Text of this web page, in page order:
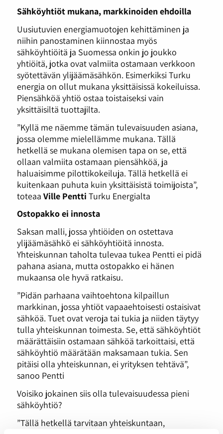
Sähköyhtiöt mukana, markkinoiden ehdoilla
Uusiutuvien energiamuotojen kehittäminen ja
niihin panostaminen kiinnostaa myös
sähköyhtiöitä ja Suomessa onkin jo joukko
yhtiöitä, jotka ovat valmiita ostamaan verkkoon
syötettävän ylijäämäsähkön. Esimerkiksi Turku
energia on ollut mukana yksittäisissä kokeiluissa.
Piensähköä yhtiö ostaa toistaiseksi vain
yksittäisiltä tuottajilta.
”Kyllä me näemme tämän tulevaisuuden asiana,
jossa olemme mielellämme mukana. Tällä
hetkellä se mukana olemisen tapa on se, että
ollaan valmiita ostamaan piensähköä, ja
haluaisimme pilottikokeiluja. Tällä hetkellä ei
kuitenkaan puhuta kuin yksittäisistä toimijoista”,
toteaa Ville Pentti Turku Energialta
Ostopakko ei innosta
Saksan malli, jossa yhtiöiden on ostettava
ylijäämäsähkö ei sähköyhtiöitä innosta.
Yhteiskunnan taholta tulevaa tukea Pentti ei pidä
pahana asiana, mutta ostopakko ei hänen
mukaansa ole hyvä ratkaisu.
”Pidän parhaana vaihtoehtona kilpaillun
markkinan, jossa yhtiöt vapaaehtoisesti ostaisivat
sähköä. Tuet ovat veroja tai tukia ja niiden täytyy
tulla yhteiskunnan toimesta. Se, että sähköyhtiöt
määrättäisiin ostamaan sähköä tarkoittaisi, että
sähköyhtiö määrätään maksamaan tukia. Sen
pitäisi olla yhteiskunnan, ei yrityksen tehtävä”,
sanoo Pentti
Voisiko jokainen siis olla tulevaisuudessa pieni
sähköyhtiö?
”Tällä hetkellä tarvitaan yhteiskuntaan,